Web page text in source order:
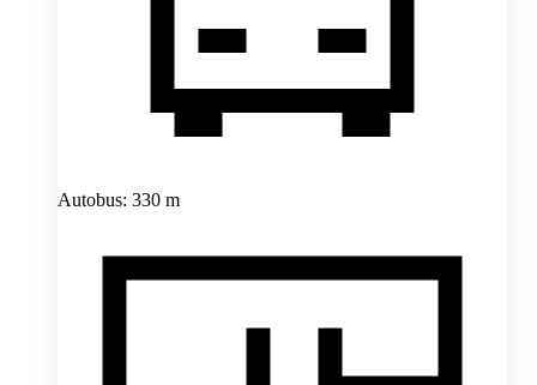
Autobus: 330 m